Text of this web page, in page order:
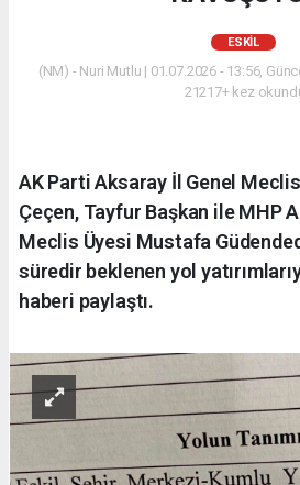
ESKİL
(NM) - Nuri Mutlu | 01.07.2026 - 13:56,
21217+ kez
AK Parti Aksaray İl Genel
Çeçen, Tayfur Başkan ile MHP
Meclis Üyesi Mustafa
süredir beklenen yol
haberi paylaştı.